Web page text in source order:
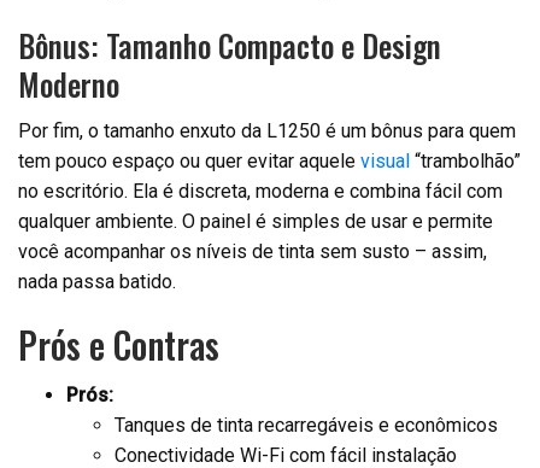
Bônus: Tamanho Compacto e Design
Moderno
Por fim, o tamanho enxuto da L1250 é um bônus para quem
tem pouco espaço ou quer evitar aquele visual “trambolhão”
no escritório. Ela é discreta, moderna e combina fácil com
qualquer ambiente. O painel é simples de usar e permite
você acompanhar os níveis de tinta sem susto – assim,
nada passa batido.
Prós e Contras
Prós:
Tanques de tinta recarregáveis e econômicos
Conectividade Wi-Fi com fácil instalação